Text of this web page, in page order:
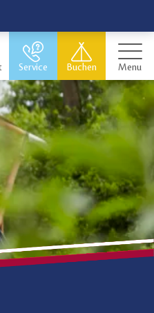
Service Buchen Menu